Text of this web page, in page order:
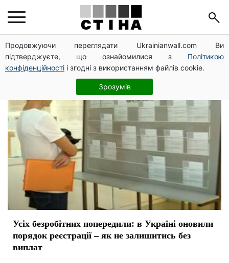
Продовжуючи переглядати Ukrainianwall.com Ви
підтверджуєте, що ознайомилися з Політикою
конфіденційності і згодні з використанням файлів cookie.
Зрозумів
Безработица
Усіх безробітних попередили: в Україні оновили
порядок реєстрації – як не залишитись без
виплат